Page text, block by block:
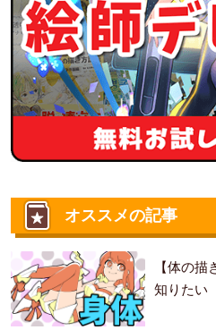
オススメの記事
【体の
知りたい